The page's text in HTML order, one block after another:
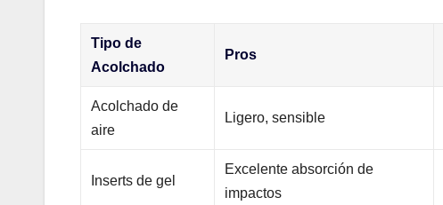
Tipo de
Acolchado
Pros
Acolchado de
aire
Ligero, sensible
Inserts de gel
Excelente absorción de
impactos